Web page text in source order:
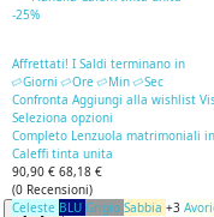
-25%
Affrettati! I Saldi terminano in
Giorni
Ore Min
Sec
Confronta Aggiungi alla wishlist
Seleziona opzioni
Completo Lenzuola matrimoniali
Caleffi tinta unita
90,90 € 68,18 €
(0 Recensioni)
Celeste BLU Grigio Sabbia +3